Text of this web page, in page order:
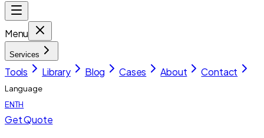
Menu
Services
Tools Library Blog Cases About Contact
Language
ENTH
Get Quote